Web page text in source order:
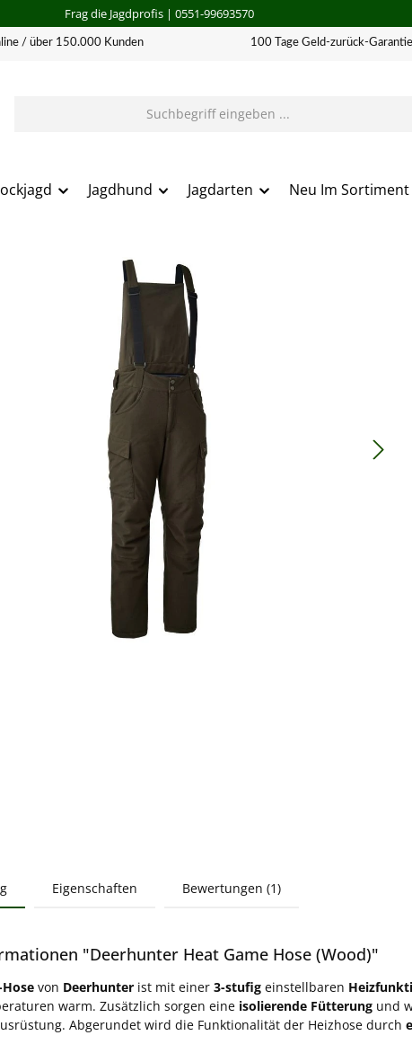
Frag die Jagdprofis| 0551-99693570
/ über 150.000 Kunden 100 Tage Geld-zurück-Garantie
Jagdhund Jagdarten Neu Im Sortiment
Eigenschaften Bewertungen (1)
"Deerhunter Heat Game Hose (Wood)"
von Deerhunter ist mit einer 3-stufig einstellbaren
warm. Zusätzlich sorgen eine isolierende Fütterung und
Abgerundet wird die Funktionalität der Heizhose durch